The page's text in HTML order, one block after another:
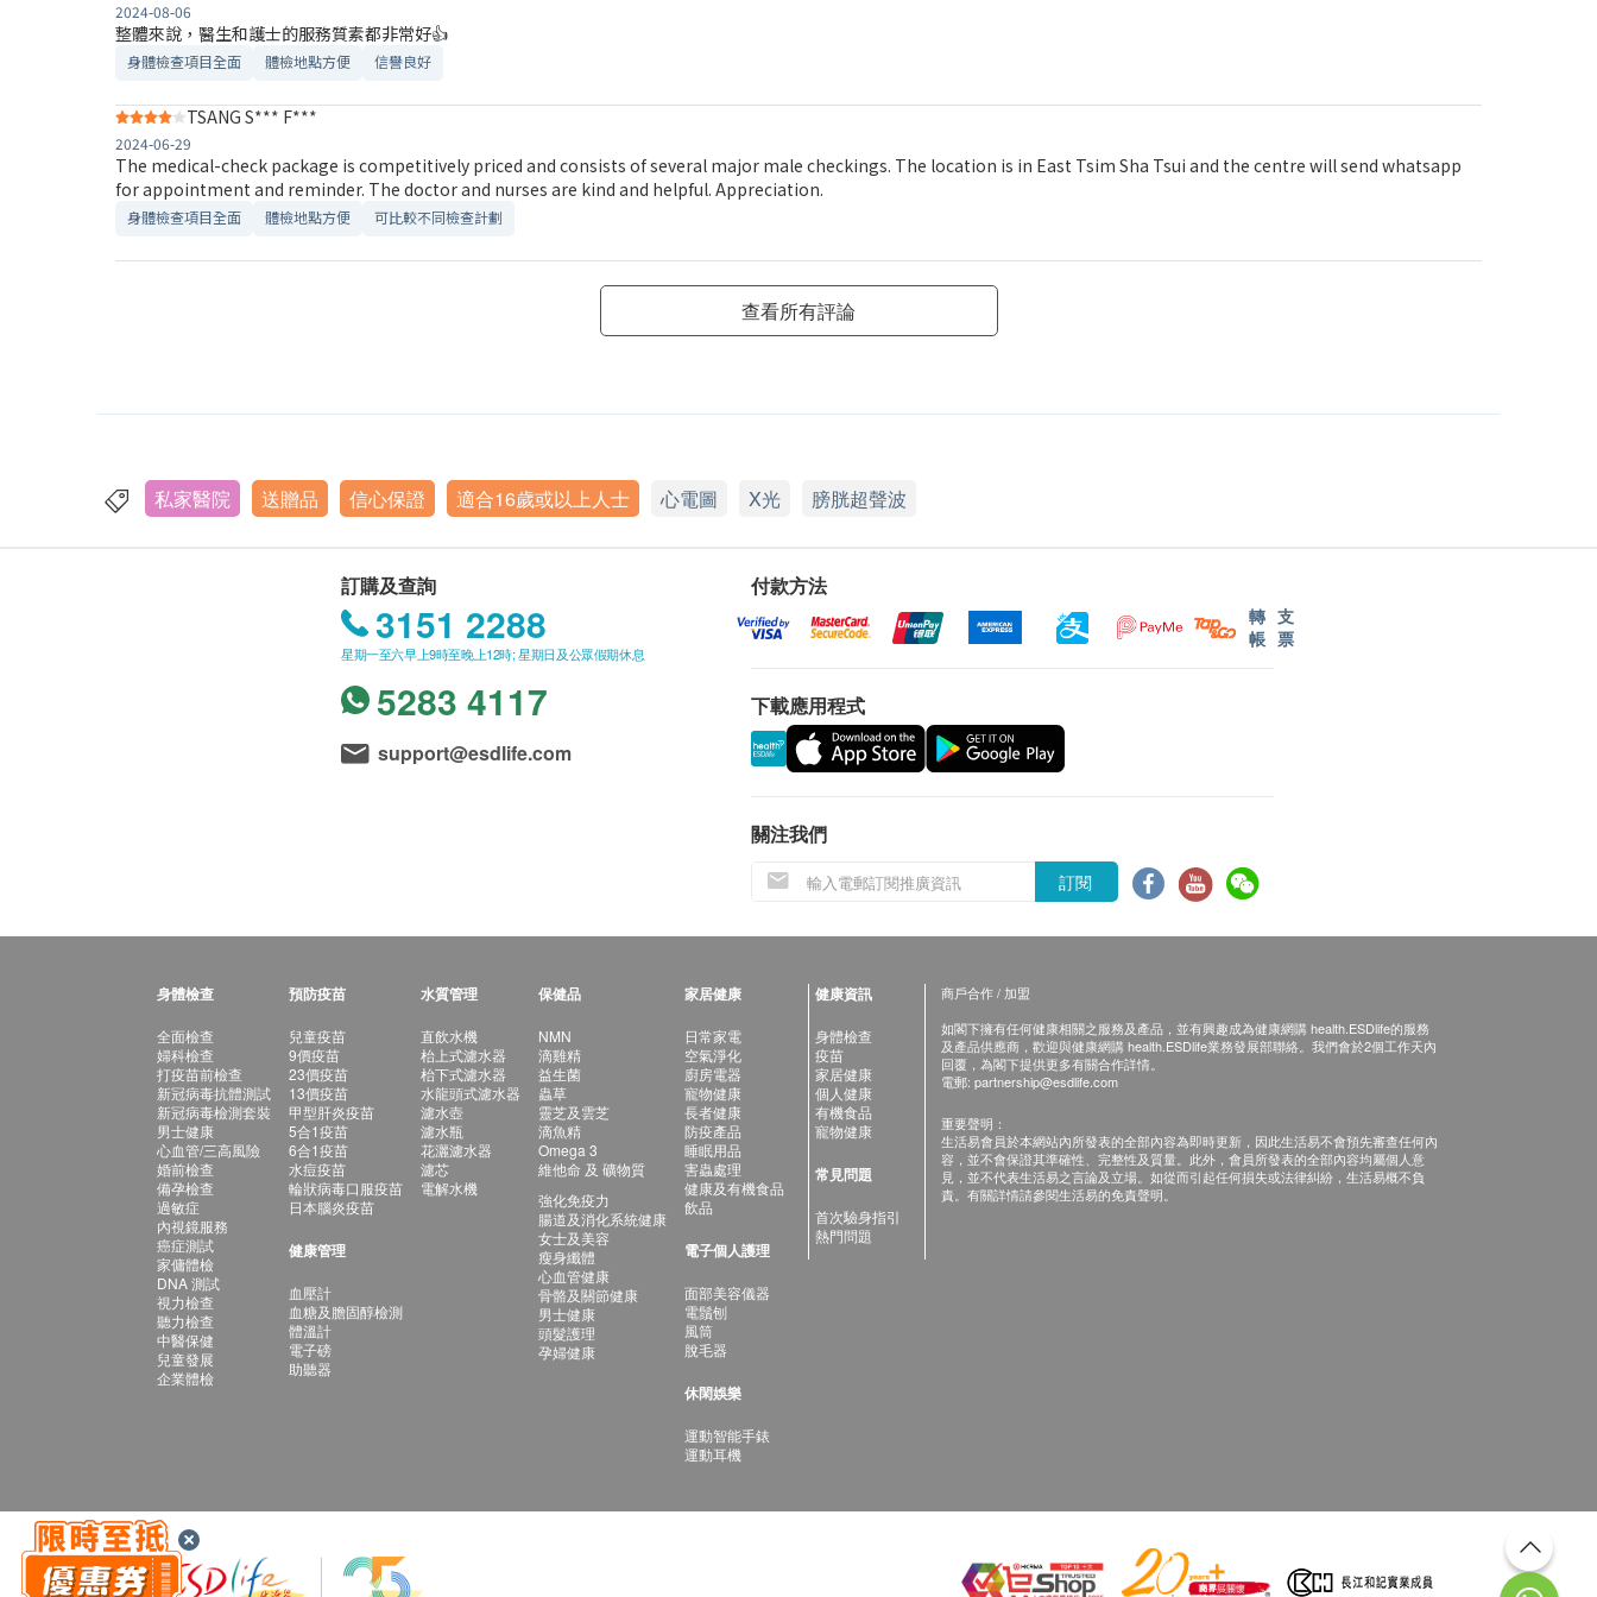
2024-08-06
整體來說，醫生和護士的服務質素都非常好👍
身體檢查項目全面 體檢地點方便 信譽良好
TSANG S*** F***
2024-06-29
The medical-check package is competitively priced and consists of several major male checkings. The location is in East Tsim Sha Tsui and the centre will send whatsapp
for appointment and reminder. The doctor and nurses are kind and helpful. Appreciation.
身體檢查項目全面 體檢地點方便 可比較不同檢查計劃
查看所有評論
私家醫院 送贈品 信心保證 適合16歲或以上人士 心電圖 X光 膀胱超聲波
訂購及查詢
3151 2288
星期一至六早上9時至晚上12時; 星期日及公眾假期休息
5283 4117
support@esdlife.com
付款方法
轉
帳
支
票
下載應用程式
關注我們
訂閱
身體檢查
全面檢查
婦科檢查
打疫苗前檢查
新冠病毒抗體測試
新冠病毒檢測套裝
男士健康
心血管/三高風險
婚前檢查
備孕檢查
過敏症
內視鏡服務
癌症測試
家傭體檢
DNA 測試
視力檢查
聽力檢查
中醫保健
兒童發展
企業體檢
預防疫苗
兒童疫苗
9價疫苗
23價疫苗
13價疫苗
甲型肝炎疫苗
5合1疫苗
6合1疫苗
水痘疫苗
輪狀病毒口服疫苗
日本腦炎疫苗
健康管理
血壓計
血糖及膽固醇檢測
體溫計
電子磅
助聽器
水質管理
直飲水機
枱上式濾水器
枱下式濾水器
水龍頭式濾水器
濾水壺
濾水瓶
花灑濾水器
濾芯
電解水機
保健品
NMN
滴雞精
益生菌
蟲草
靈芝及雲芝
滴魚精
Omega 3
維他命 及 礦物質
強化免疫力
腸道及消化系統健康
女士及美容
瘦身纖體
心血管健康
骨骼及關節健康
男士健康
頭髮護理
孕婦健康
家居健康
日常家電
空氣淨化
廚房電器
寵物健康
長者健康
防疫產品
睡眠用品
害蟲處理
健康及有機食品
飲品
電子個人護理
面部美容儀器
電鬚刨
風筒
脫毛器
休閑娛樂
運動智能手錶
運動耳機
健康資訊
身體檢查
疫苗
家居健康
個人健康
有機食品
寵物健康
常見問題
首次驗身指引
熱門問題
商戶合作 / 加盟
如閣下擁有任何健康相關之服務及產品，並有興趣成為健康網購 health.ESDlife的服務
及產品供應商，歡迎與健康網購 health.ESDlife業務發展部聯絡。我們會於2個工作天內
回覆，為閣下提供更多有關合作詳情。
電郵: partnership@esdlife.com
重要聲明：
生活易會員於本網站內所發表的全部內容為即時更新，因此生活易不會預先審查任何內
容，並不會保證其準確性、完整性及質量。此外，會員所發表的全部內容均屬個人意
見，並不代表生活易之言論及立場。如從而引起任何損失或法律糾紛，生活易概不負
責。有關詳情請參閱生活易的免責聲明。